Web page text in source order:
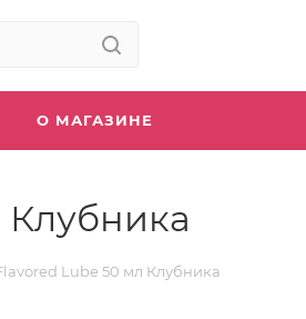
О МАГАЗИНЕ
Клубника
Lube 50 мл Клубника